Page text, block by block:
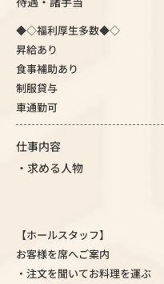
◆◇福利厚生多数◆◇
昇給あり
食事補助あり
制服貸与
車通勤可
仕事内容
・求める人物
【ホールスタッフ】
お客様を席へご案内
・注文を聞いてお料理を運ぶ